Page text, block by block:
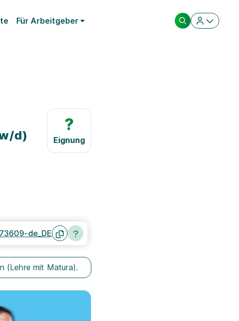
Für Arbeitgeber
?
Eignung
d)
de_DE
(Lehre mit Matura).